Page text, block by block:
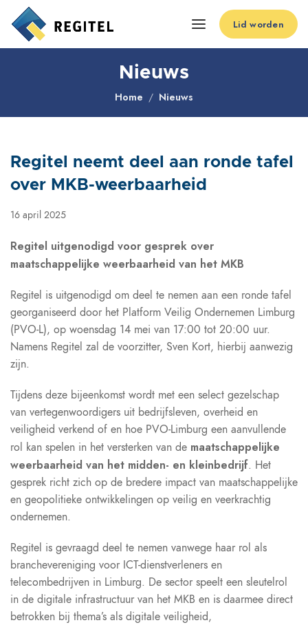
Lid worden
Nieuws
Home Nieuws
Regitel neemt deel aan ronde tafel
over MKB-weerbaarheid
16 april 2025
Regitel uitgenodigd voor gesprek over
maatschappelijke weerbaarheid van het MKB
Regitel is uitgenodigd om deel te nemen aan een ronde tafel
georganiseerd door het Platform Veilig Ondernemen Limburg
(PVO-L), op woensdag 14 mei van 17:00 tot 20:00 uur.
Namens Regitel zal de voorzitter, Sven Kort, hierbij aanwezig
zijn.
Tijdens deze bijeenkomst wordt met een select gezelschap
van vertegenwoordigers uit bedrijfsleven, overheid en
veiligheid verkend of en hoe PVO-Limburg een aanvullende
rol kan spelen in het versterken van de maatschappelijke
weerbaarheid van het midden- en kleinbedrijf. Het
gesprek richt zich op de bredere impact van maatschappelijke
en geopolitieke ontwikkelingen op veilig en veerkrachtig
ondernemen.
Regitel is gevraagd deel te nemen vanwege haar rol als
branchevereniging voor ICT-dienstverleners en
telecombedrijven in Limburg. De sector speelt een sleutelrol
in de digitale infrastructuur van het MKB en is daarmee direct
betrokken bij thema’s als digitale veiligheid,